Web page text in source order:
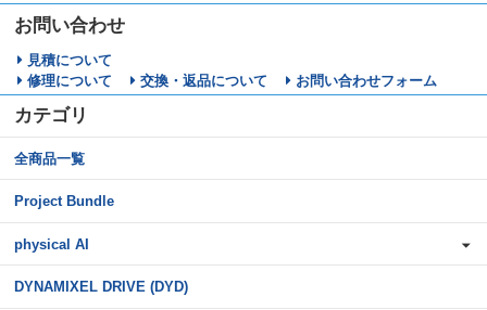
お問い合わせ
見積について
修理について
交換・返品について お問い合わせフォーム
カテゴリ
全商品一覧
Project Bundle
physical AI
DYNAMIXEL DRIVE (DYD)